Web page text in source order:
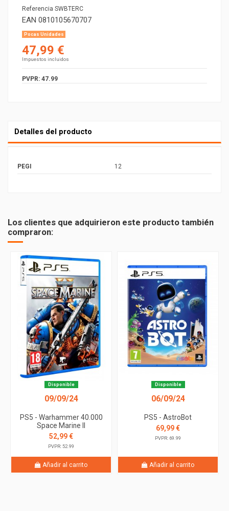
Referencia SWBTERC
EAN 0810105670707
Pocas Unidades
47,99 €
Impuestos incluidos
PVPR: 47.99
Detalles del producto
PEGI 12
Los clientes que adquirieron este producto también
compraron:
Disponible
09/09/24
PS5 - Warhammer 40.000
Space Marine II
52,99 €
PVPR: 52.99
Añadir al carrito
Disponible
06/09/24
PS5 - AstroBot
69,99 €
PVPR: 69.99
Añadir al carrito